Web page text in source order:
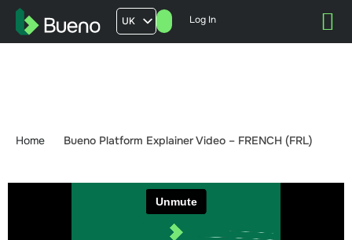
UK
AU
Log In
Home Bueno Platform Explainer Video – FRENCH (FRL)